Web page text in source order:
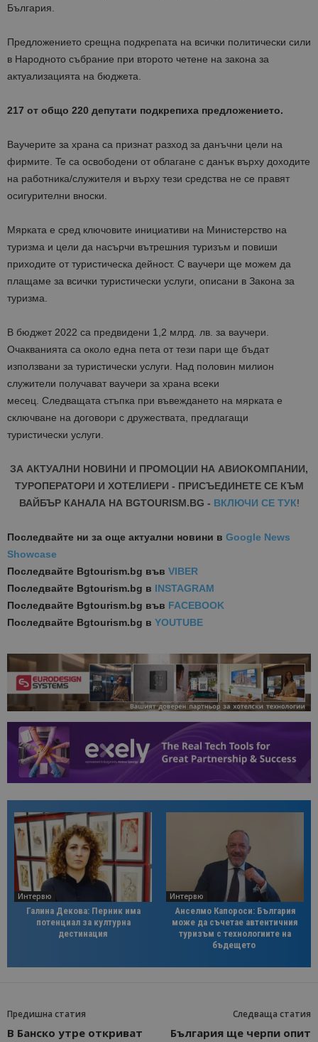
България.
Предложението срещна подкрепата на всички политически сили
в Народното събрание при второто четене на закона за
актуализацията на бюджета.
217 от общо 220 депутати подкрепиха предложението.
Ваучерите за храна са признат разход за данъчни цели на
фирмите. Te са освободени от облагане с данък върху доходите
на работника/служителя и върху тези средства не се правят
осигурителни вноски.
Мярката е сред ключовите инициативи на Министерство на
туризма и цели да насърчи вътрешния туризъм и повиши
приходите от туристическа дейност. С ваучери ще можем да
плащаме за всички туристически услуги, описани в Закона за
туризма.
В бюджет 2022 са предвидени 1,2 млрд. лв. за ваучери.
Очакванията са около една пета от тези пари ще бъдат
използвани за туристически услуги. Haд пoлoвин милиoн
cлyжитeли пoлyчaвaт вayчepи зa xpaнa вceĸи
мeceц. Следващата стъпка при въвеждането на мярката е
сключване на договори с дружествата, предлагащи
туристически услуги.
ЗА АКТУАЛНИ НОВИНИ И ПРОМОЦИИ НА АВИОКОМПАНИИ,
ТУРОПЕРАТОРИ И ХОТЕЛИЕРИ - ПРИСЪЕДИНЕТЕ СЕ КЪМ
ВАЙБЪР КАНАЛА НА BGTOURISM.BG - ВКЛЮЧИ СЕ ТУК!
Последвайте ни за още актуални новини в Google News
Showcase
Последвайте Bgtourism.bg във VIBER
Последвайте Bgtourism.bg в INSTAGRAM
Последвайте Bgtourism.bg във FACEBOOK
Последвайте Bgtourism.bg в YOUTUBE
Интервю
Галина Декова: Перник има
потенциал за културна
дестинация
Интервю
Анселмо Капороси: България
може да съчетае автентичния
туризъм с технологиите на
бъдещето
Предишна статия
В Банско утре откриват
Следваща статия
България ще черпи опит